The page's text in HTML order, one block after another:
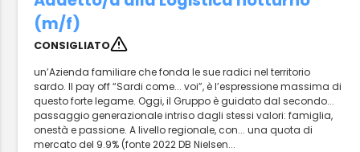
(m/f)
CONSIGLIATO
un’Azienda familiare che fonda le sue radici nel territorio
sardo. Il pay off “Sardi come... voi”, è l’espressione massima di
questo forte legame. Oggi, il Gruppo è guidato dal secondo...
passaggio generazionale intriso dagli stessi valori: famiglia,
onestà e passione. A livello regionale, con... una quota di
mercato del 9.9% (fonte 2022 DB Nielsen...